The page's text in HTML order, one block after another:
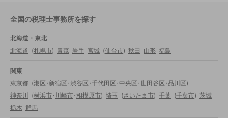
全国の税理士事務所を探す
北海道・東北
北海道 (札幌市) 青森 岩手 宮城 (仙台市) 秋田 山形 福島
関東
東京都 (港区・新宿区・渋谷区・千代田区・中央区・世田谷区・品川区)
神奈川
(横浜市・川崎市・相模原市) 埼玉 (さいたま市) 千葉 (千葉市) 茨城
栃木 群馬